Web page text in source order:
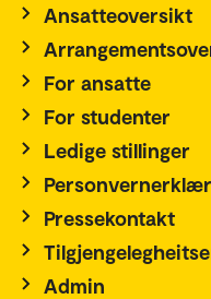
Ansatteoversikt
For ansatte
For studenter
Ledige stillinger
Pressekontakt
Admin